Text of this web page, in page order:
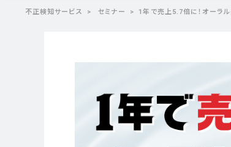
不正検知サービス セミナー 1年で売上5.7倍に！オーラル